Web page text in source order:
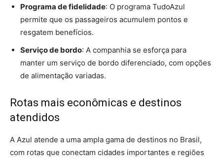
Programa de fidelidade: O programa TudoAzul
permite que os passageiros acumulem pontos e
resgatem benefícios.
Serviço de bordo: A companhia se esforça para
manter um serviço de bordo diferenciado, com opções
de alimentação variadas.
Rotas mais econômicas e destinos
atendidos
A Azul atende a uma ampla gama de destinos no Brasil,
com rotas que conectam cidades importantes e regiões